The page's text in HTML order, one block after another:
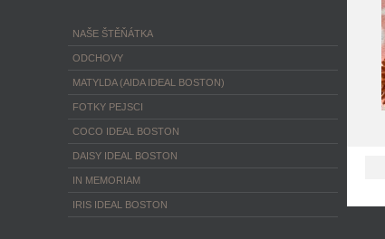
NAŠE ŠTĚŇÁTKA
ODCHOVY
MATYLDA (AIDA IDEAL BOSTON)
FOTKY PEJSCI
COCO IDEAL BOSTON
DAISY IDEAL BOSTON
IN MEMORIAM
IRIS IDEAL BOSTON